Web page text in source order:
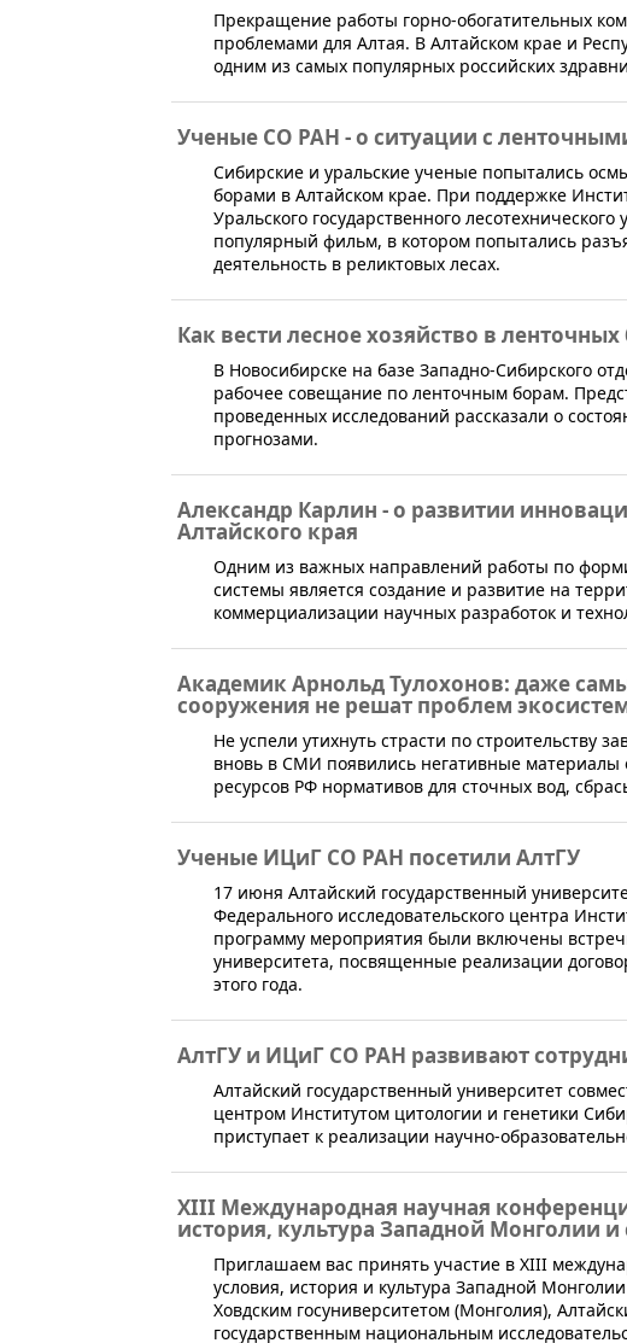
​​​​​Прекращение работы горно-обогатительных
проблемами для Алтая. В Алтайском крае и
одним из самых популярных российских
Ученые СО РАН - о ситуации с
Сибирские и уральские ученые попытались
борами в Алтайском крае. При поддержке
Уральского государственного
популярный фильм, в котором попытались
деятельность в реликтовых лесах.
Как вести лесное хозяйство в
В Новосибирске на базе Западно-Сибирского
рабочее совещание по ленточным борам.
проведенных исследований рассказали о
прогнозами.
Александр Карлин - о развитии
Алтайского края
​Одним из важных направлений работы по
системы является создание и развитие на
коммерциализации научных разработок и
Академик Арнольд Тулохонов: даже
сооружения не решат проблем
​Не успели утихнуть страсти по строительству
вновь в СМИ появились негативные
ресурсов РФ нормативов для сточных вод,
Ученые ИЦиГ СО РАН посетили АлтГУ
​17 июня Алтайский государственный
Федерального исследовательского центра
программу мероприятия были включены
университета, посвященные реализации
этого года.
АлтГУ и ИЦиГ СО РАН развивают
​Алтайский государственный университет
центром Институтом цитологии и генетики
приступает к реализации научно-
XIII Международная научная
история, культура Западной Монголии
Приглашаем вас принять участие в XIII
условия, история и культура Западной
Ховдским госуниверситетом (Монголия),
государственным национальным